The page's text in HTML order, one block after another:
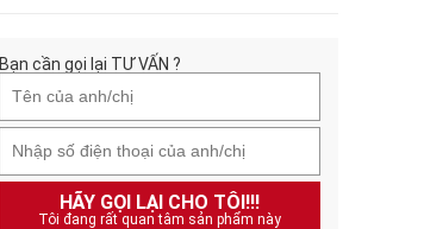
Bạn cần gọi lại TƯ VẤN ?
HÃY GỌI LẠI CHO TÔI!!!
Tôi đang rất quan tâm sản phẩm này